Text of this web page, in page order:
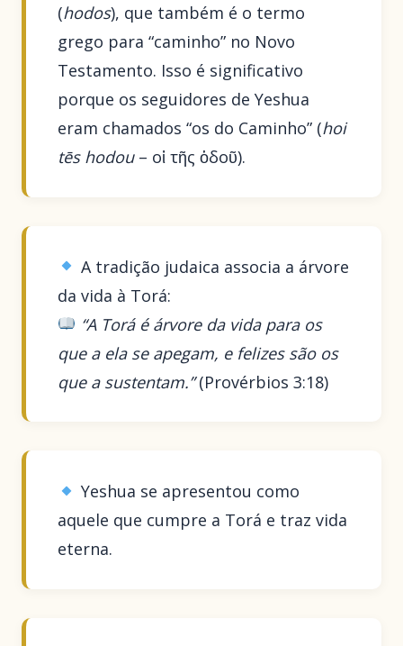
(hodos), que também é o termo
grego para “caminho” no Novo
Testamento. Isso é significativo
porque os seguidores de Yeshua
eram chamados “os do Caminho” (hoi
tēs hodou– οἱ τῆς ὁδοῦ).
A tradição judaica associa a árvore
da vida à Torá:
“A Torá é árvore da vida para os
que a ela se apegam, e felizes são os
que a sustentam.”(Provérbios 3:18)
Yeshua se apresentou como
aquele que cumpre a Torá e traz vida
eterna.